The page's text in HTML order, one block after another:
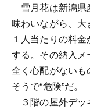
雪月花は新潟県
味わいながら、大
１人当たりの料
する。その納入
全く心配がない
そうで“危険”だ。
３階の屋外デッ